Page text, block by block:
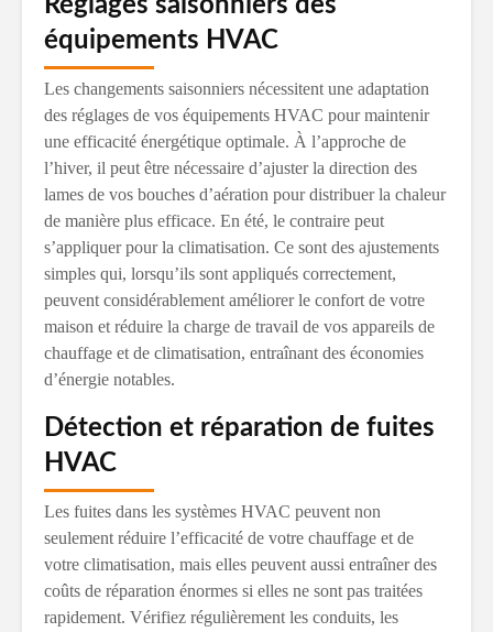
équipements HVAC
Les changements saisonniers nécessitent une adaptation
des réglages de vos équipements HVAC pour maintenir
une efficacité énergétique optimale. À l’approche de
l’hiver, il peut être nécessaire d’ajuster la direction des
lames de vos bouches d’aération pour distribuer la chaleur
de manière plus efficace. En été, le contraire peut
s’appliquer pour la climatisation. Ce sont des ajustements
simples qui, lorsqu’ils sont appliqués correctement,
peuvent considérablement améliorer le confort de votre
maison et réduire la charge de travail de vos appareils de
chauffage et de climatisation, entraînant des économies
d’énergie notables.
Détection et réparation de fuites
HVAC
Les fuites dans les systèmes HVAC peuvent non
seulement réduire l’efficacité de votre chauffage et de
votre climatisation, mais elles peuvent aussi entraîner des
coûts de réparation énormes si elles ne sont pas traitées
rapidement. Vérifiez régulièrement les conduits, les